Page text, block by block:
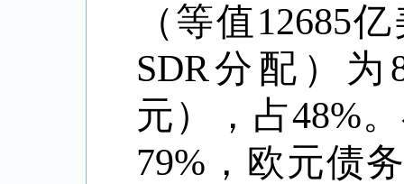
（等值12685亿
SDR分配）为
元），占48%
79% ，欧元债